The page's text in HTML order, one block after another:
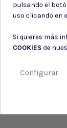
pulsando el
uso clicando en
Si quieres más
COOKIES de
Configurar